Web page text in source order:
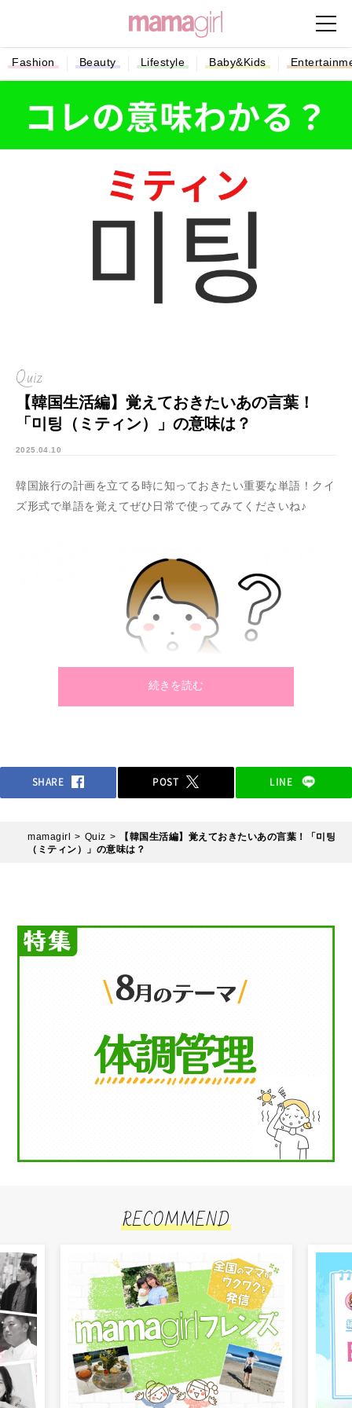
Fashion Beauty Lifestyle Baby&Kids
Quiz
【韓国生活編】覚えておきたいあの言葉！
「미팅（ミティン）」の意味は？
2025.04.10
韓国旅行の計画を立てる時に知っておきたい重要な単語！ クイ
ズ形式で単語を覚えてぜひ日常で使ってみてくださいね♪
続きを読む
SHARE POST LINE
mamagirl Quiz
【韓国生活編】覚えておきたいあの言葉！「미팅
（ミティン）」の意味は？
RECOMMEND